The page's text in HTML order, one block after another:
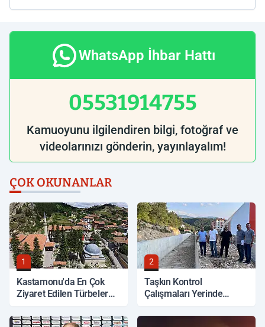
WhatsApp İhbar Hattı
05531914755
Kamuoyunu ilgilendiren bilgi, fotoğraf ve
videolarınızı gönderin, yayınlayalım!
ÇOK OKUNANLAR
1
Kastamonu'da En Çok
Ziyaret Edilen Türbeler
2
Taşkın Kontrol
Çalışmaları Yerinde